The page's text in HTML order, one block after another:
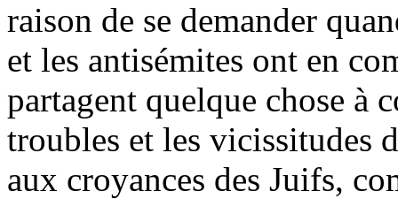
raison de se demander
et les antisémites ont en
partagent quelque chose à
troubles et les vicissitudes
aux croyances des Juifs,